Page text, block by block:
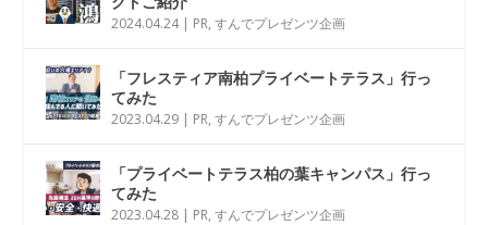
2024.04.24| PR,すんでプレゼンツ企画
「フレスティア南柏プライベートテラス」行っ
てみた
2023.04.29 | PR,すんでプレゼンツ企画
「プライベートテラス柏の葉キャンパス」行っ
てみた
2023.04.28 | PR,すんでプレゼンツ企画